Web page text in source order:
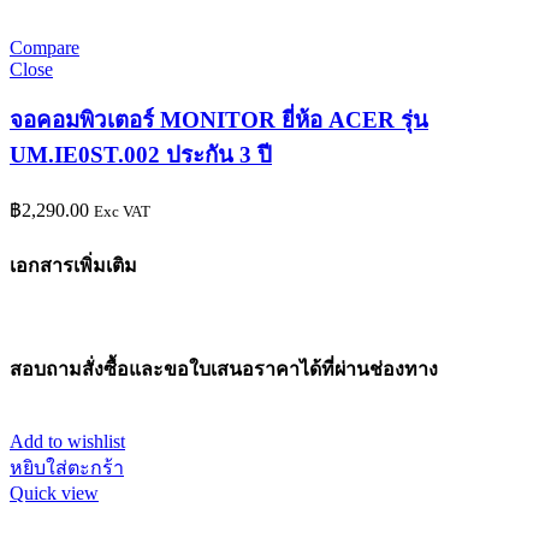
Compare
Close
จอคอมพิวเตอร์ MONITOR ยี่ห้อ ACER รุ่น
UM.IE0ST.002 ประกัน 3 ปี
฿2,290.00 Exc VAT
เอกสารเพิ่มเติม
สอบถามสั่งซื้อและขอใบเสนอราคาได้ที่ผ่านช่องทาง
Add to wishlist
หยิบใส่ตะกร้า
Quick view